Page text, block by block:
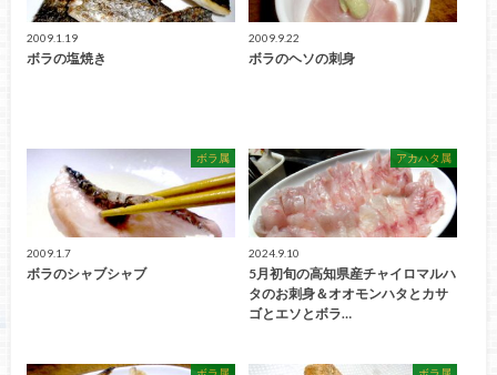
2009.1.19
ボラの塩焼き
2009.9.22
ボラのヘソの刺身
ボラ属
2009.1.7
ボラのシャブシャブ
アカハタ属
2024.9.10
5月初旬の高知県産チャイロマルハ
タのお刺身＆オオモンハタとカサ
ゴとエソとボラ…